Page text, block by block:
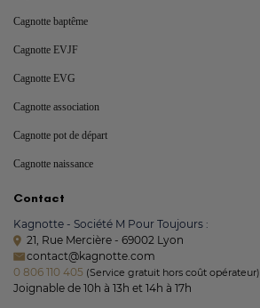
Cagnotte baptême
Cagnotte EVJF
Cagnotte EVG
Cagnotte association
Cagnotte pot de départ
Cagnotte naissance
Contact
Kagnotte - Société M Pour Toujours :
21, Rue Mercière - 69002 Lyon
contact@kagnotte.com
0 806 110 405 (Service gratuit hors coût opérateur)
Joignable de 10h à 13h et 14h à 17h